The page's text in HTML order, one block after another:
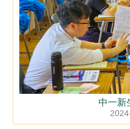
中一新